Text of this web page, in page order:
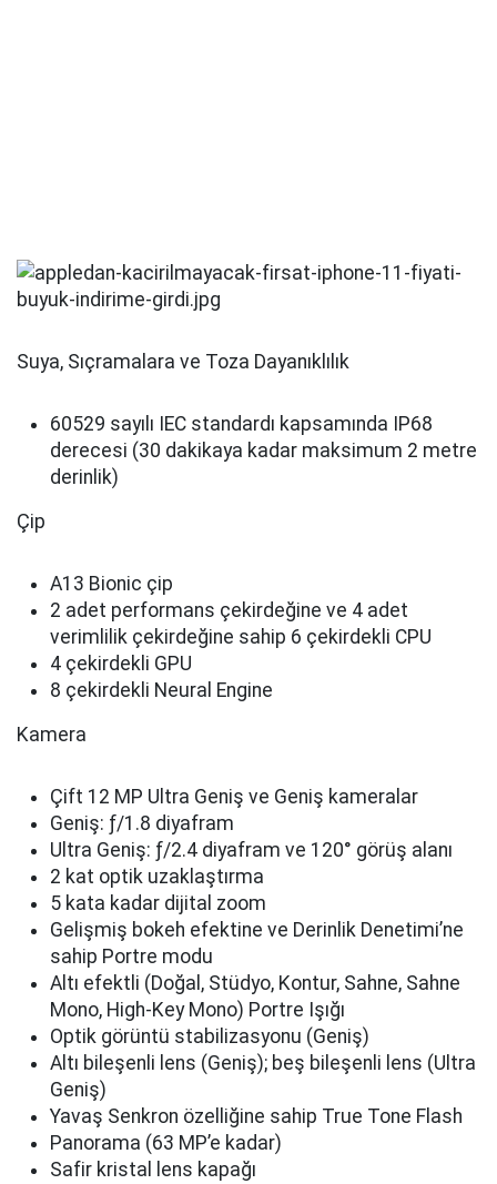
Suya, Sıçramalara ve Toza Dayanıklılık
60529 sayılı IEC standardı kapsamında IP68
derecesi (30 dakikaya kadar maksimum 2 metre
derinlik)
Çip
A13 Bionic çip
2 adet performans çekirdeğine ve 4 adet
verimlilik çekirdeğine sahip 6 çekirdekli CPU
4 çekirdekli GPU
8 çekirdekli Neural Engine
Kamera
Çift 12 MP Ultra Geniş ve Geniş kameralar
Geniş: ƒ/1.8 diyafram
Ultra Geniş: ƒ/2.4 diyafram ve 120° görüş alanı
2 kat optik uzaklaştırma
5 kata kadar dijital zoom
Gelişmiş bokeh efektine ve Derinlik Denetimi’ne
sahip Portre modu
Altı efektli (Doğal, Stüdyo, Kontur, Sahne, Sahne
Mono, High-Key Mono) Portre Işığı
Optik görüntü stabilizasyonu (Geniş)
Altı bileşenli lens (Geniş); beş bileşenli lens (Ultra
Geniş)
Yavaş Senkron özelliğine sahip True Tone Flash
Panorama (63 MP’e kadar)
Safir kristal lens kapağı